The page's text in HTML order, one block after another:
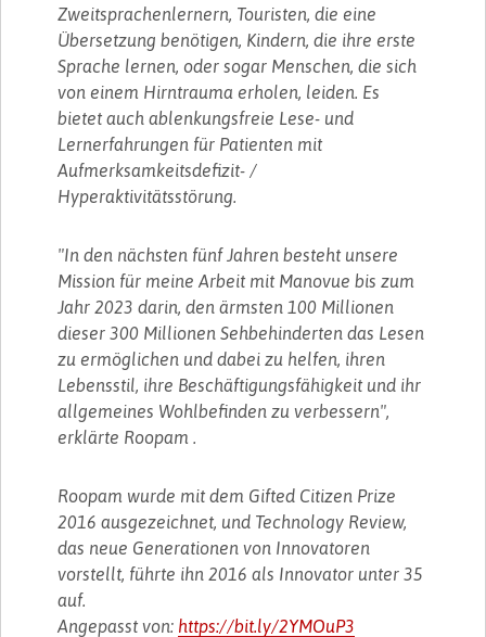
Zweitsprachenlernern, Touristen, die eine
Übersetzung benötigen, Kindern, die ihre erste
Sprache lernen, oder sogar Menschen, die sich
von einem Hirntrauma erholen, leiden. Es
bietet auch ablenkungsfreie Lese- und
Lernerfahrungen für Patienten mit
Aufmerksamkeitsdefizit- /
Hyperaktivitätsstörung.
"In den nächsten fünf Jahren besteht unsere
Mission für meine Arbeit mit Manovue bis zum
Jahr 2023 darin, den ärmsten 100 Millionen
dieser 300 Millionen Sehbehinderten das Lesen
zu ermöglichen und dabei zu helfen, ihren
Lebensstil, ihre Beschäftigungsfähigkeit und ihr
allgemeines Wohlbefinden zu verbessern",
erklärte Roopam .
Roopam wurde mit dem Gifted Citizen Prize
2016 ausgezeichnet, und Technology Review,
das neue Generationen von Innovatoren
vorstellt, führte ihn 2016 als Innovator unter 35
auf.
Angepasst von: https://bit.ly/2YMOuP3